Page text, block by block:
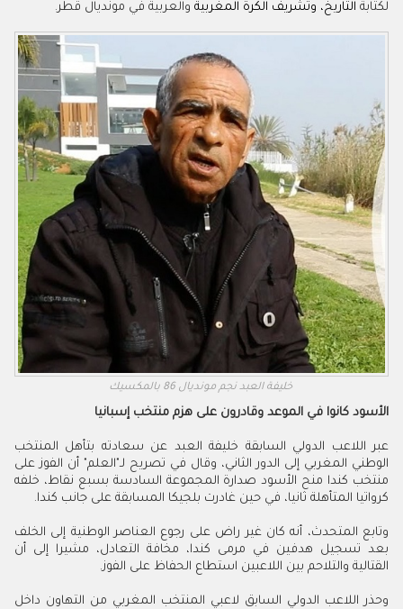
لكتابة التاريخ، وتشريف الكرة المغربية والعربية في مونديال قطر.
خليفة العبد نجم مونديال 86 بالمكسيك
الأسود كانوا في الموعد وقادرون على هزم منتخب إسبانيا
عبر اللاعب الدولي السابقة خليفة العبد عن سعادته بتأهل المنتخب
الوطني المغربي إلى الدور الثاني، وقال في تصريح لـ"العلم" أن الفوز على
منتخب كندا منح الأسود صدارة المجموعة السادسة بسبع نقاط، خلفه
كرواتيا المتأهلة ثانيا، في حين غادرت بلجيكا المسابقة على جانب كندا.
وتابع المتحدث، أنه كان غير راض على رجوع العناصر الوطنية إلى الخلف
بعد تسجيل هدفين في مرمى كندا، مخافة التعادل، مشيرا إلى أن
القتالية والتلاحم بين اللاعبين استطاع الحفاظ على الفوز.
وحذر اللاعب الدولي السابق لاعبي المنتخب المغربي من التهاون داخل